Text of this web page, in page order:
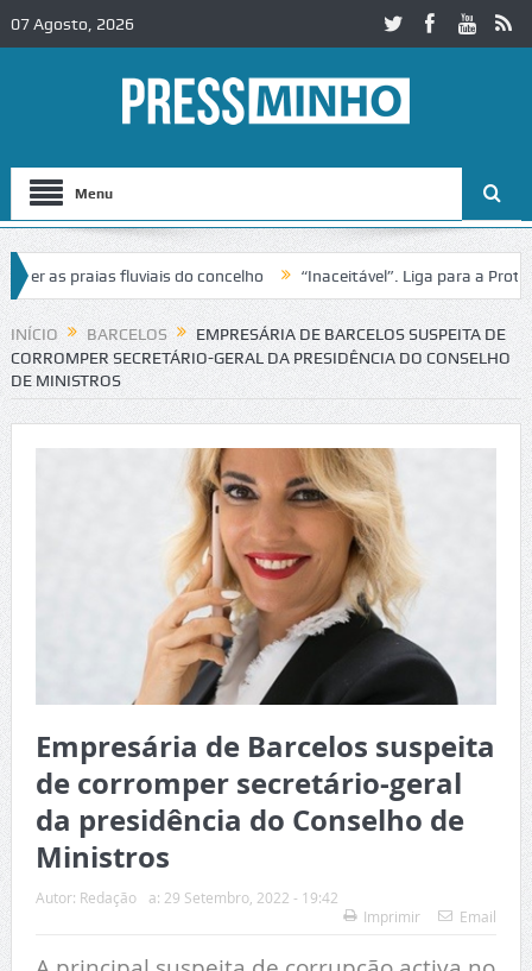
07 Agosto, 2026
Menu
praias fluviais do concelho “Inaceitável”. Liga para a Proteção
de trânsito no IC2 em Alcobaça Igreja do Castelo de
INÍCIO BARCELOS
EMPRESÁRIA DE BARCELOS SUSPEITA DE
CORROMPER SECRETÁRIO-GERAL DA PRESIDÊNCIA DO CONSELHO
DE MINISTROS
Empresária de Barcelos suspeita
de corromper secretário-geral
da presidência do Conselho de
Ministros
Autor: Redação a: 29 Setembro, 2022 - 19:42
Imprimir
Email